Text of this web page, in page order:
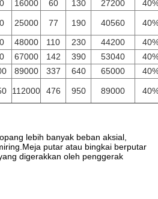
16000 60 130 27200
25000 77 190 40560
48000 110 230 44200
67000 142 390 53040
89000 337 640 65000
112000 476 950 89000
lebih banyak beban aksial,
putar atau bingkai berputar
digerakkan oleh penggerak